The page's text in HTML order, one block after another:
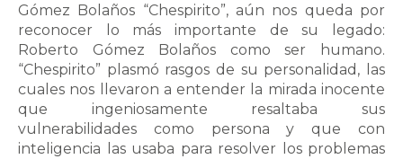
Gómez Bolaños “Chespirito”, aún nos queda por
reconocer lo más importante de su legado:
Roberto Gómez Bolaños como ser humano.
“Chespirito” plasmó rasgos de su personalidad, las
cuales nos llevaron a entender la mirada inocente
que ingeniosamente resaltaba sus
vulnerabilidades como persona y que con
inteligencia las usaba para resolver los problemas